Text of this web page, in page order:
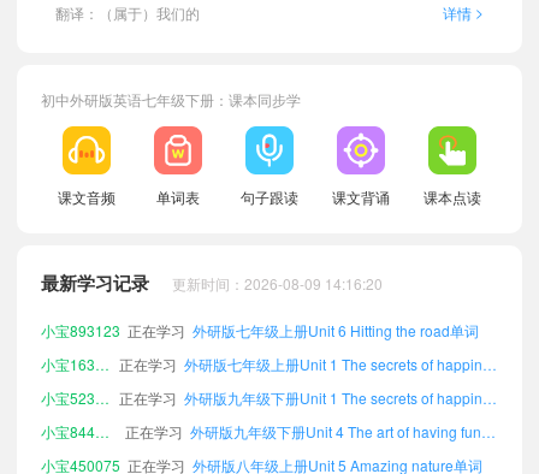
翻译：（属于）我们的 详情 >
初中外研版英语七年级下册：课本同步学
课文音频 单词表 句子跟读 课文背诵 课本点读
最新学习记录 更新时间：2026-08-09 14:16:20
小宝714318 正在学习 外研版八年级下册Unit 2 Go for it!单词
小宝942757
正在学习 外研版八年级下册Unit 3 Food matters单词
小宝633049
正在学习
小宝583160
正在学习 外研版八年级下册Unit 6 Hitting the road单词
小宝115381 正在学习 外研版九年级上册Unit 6 Hitting the road单词
小宝893123 正在学习 外研版七年级上册Unit 6 Hitting the road单词
小宝163950 正在学习
外研版七年级上册Unit 1 The secrets of happiness单词
小宝523880 正在学习
外研版九年级下册Unit 1 The secrets of happiness单词
小宝844157
正在学习
外研版九年级下册Unit 4 The art of having fun单词
小宝450075 正在学习 外研版八年级上册Unit 5 Amazing nature单词